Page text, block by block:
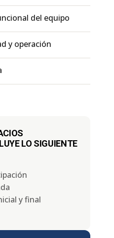
del equipo
y operación
LO SIGUIENTE
y final